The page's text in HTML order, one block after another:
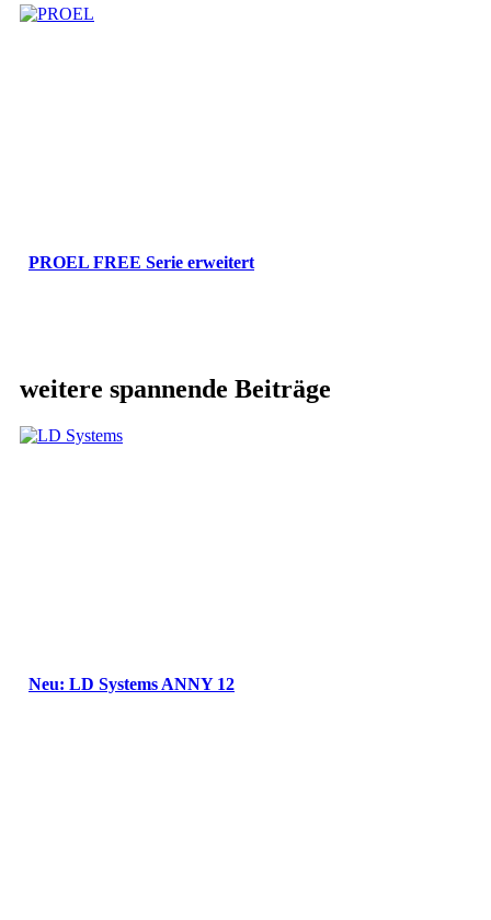
PROEL FREE Serie erweitert
weitere spannende Beiträge
Neu: LD Systems ANNY 12